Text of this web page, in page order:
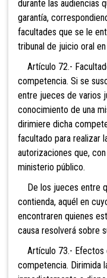
durante las audiencias
garantía,
facultades que se le
tribunal de juicio oral
Artículo 72.-
competencia. Si se
entre jueces de varios
conocimiento de una
dirimiere dicha
facultado para realizar
autorizaciones que,
ministerio público.
De los jueces entre
contienda, aquél en
encontraren quienes
causa resolverá sobre
Artículo 73.- Efectos
competencia. Dirimida